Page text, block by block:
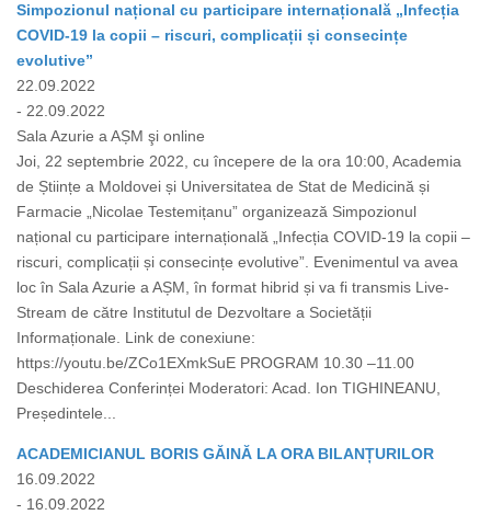
Simpozionul național cu participare internațională „Infecția
COVID-19 la copii – riscuri, complicații și consecințe
evolutive”
22.09.2022
- 22.09.2022
Sala Azurie a AȘM şi online
Joi, 22 septembrie 2022, cu începere de la ora 10:00, Academia
de Științe a Moldovei și Universitatea de Stat de Medicină și
Farmacie „Nicolae Testemițanu” organizează Simpozionul
național cu participare internațională „Infecția COVID-19 la copii –
riscuri, complicații și consecințe evolutive”. Evenimentul va avea
loc în Sala Azurie a AȘM, în format hibrid și va fi transmis Live-
Stream de către Institutul de Dezvoltare a Societății
Informaționale. Link de conexiune:
https://youtu.be/ZCo1EXmkSuE PROGRAM 10.30 –11.00
Deschiderea Conferinței Moderatori: Acad. Ion TIGHINEANU,
Președintele...
ACADEMICIANUL BORIS GĂINĂ LA ORA BILANȚURILOR
16.09.2022
- 16.09.2022